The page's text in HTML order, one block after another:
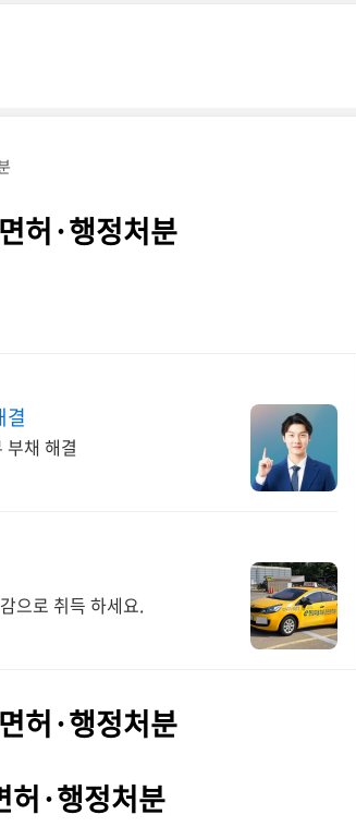
허·행정처분
결
부채 해결
으로 취득 하세요.
허·행정처분
허·행정처분